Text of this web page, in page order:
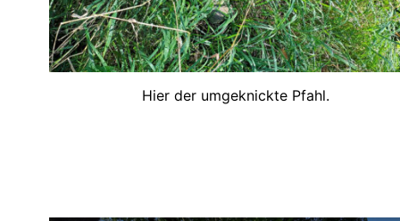
Hier der umgeknickte Pfahl.